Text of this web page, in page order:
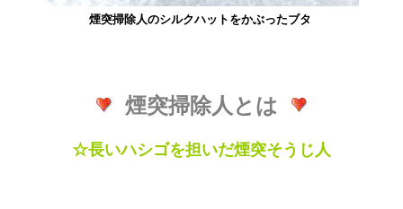
煙突掃除人のシルクハットをかぶったブタ
煙突掃除人とは
☆長いハシゴを担いだ煙突そうじ人